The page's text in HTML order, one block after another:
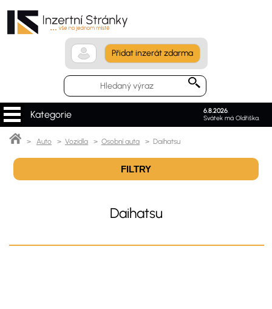
Přidat inzerát zdarma
6.8.2026.
Svátek má Oldřiška.
Kategorie
> Auto > Vozidla > Osobní auta > Daihatsu
FILTRY
Daihatsu